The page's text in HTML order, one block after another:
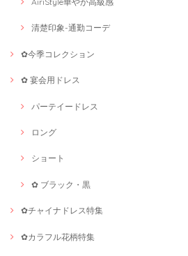
清楚印象-通勤コーデ
✿今季コレクション
✿ 宴会用ドレス
パーテイードレス
ロング
ショート
✿ ブラック・黒
✿チャイナドレス特集
✿カラフル花柄特集